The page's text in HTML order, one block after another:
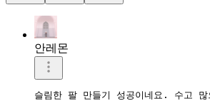
안레몬
슬림한 팔 만들기 성공이네요. 수고